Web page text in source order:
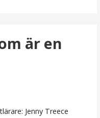
är en
Jenny Treece